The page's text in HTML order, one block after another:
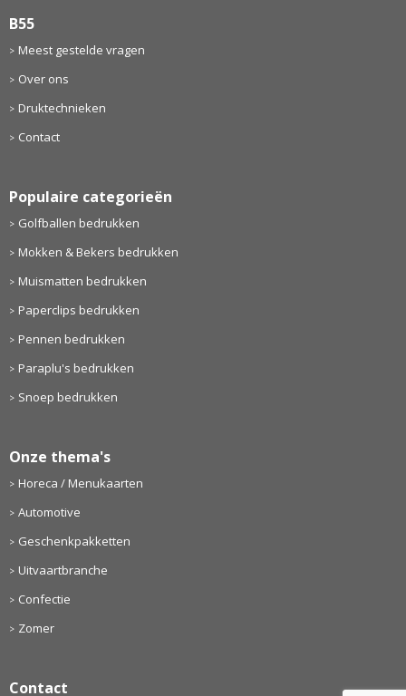
B55
Meest gestelde vragen
Over ons
Druktechnieken
Contact
Populaire categorieën
Golfballen bedrukken
Mokken & Bekers bedrukken
Muismatten bedrukken
Paperclips bedrukken
Pennen bedrukken
Paraplu's bedrukken
Snoep bedrukken
Onze thema's
Horeca / Menukaarten
Automotive
Geschenkpakketten
Uitvaartbranche
Confectie
Zomer
Contact